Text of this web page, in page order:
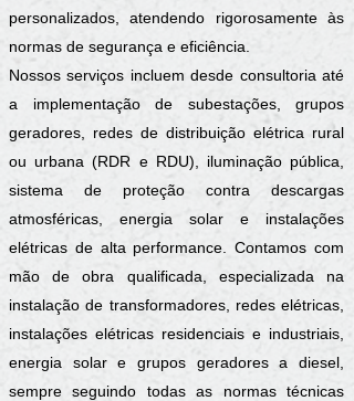
personalizados, atendendo rigorosamente às
normas de segurança e eficiência.
Nossos serviços incluem desde consultoria até
a implementação de subestações, grupos
geradores, redes de distribuição elétrica rural
ou urbana (RDR e RDU), iluminação pública,
sistema de proteção contra descargas
atmosféricas, energia solar e instalações
elétricas de alta performance. Contamos com
mão de obra qualificada, especializada na
instalação de transformadores, redes elétricas,
instalações elétricas residenciais e industriais,
energia solar e grupos geradores a diesel,
sempre seguindo todas as normas técnicas